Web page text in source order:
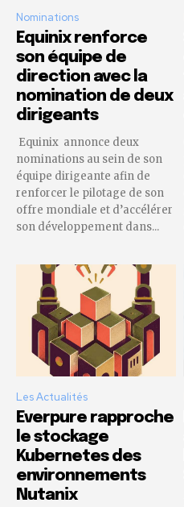
Nominations
Equinix renforce
son équipe de
direction avec la
nomination de deux
dirigeants
Equinix annonce deux
nominations au sein de son
équipe dirigeante afin de
renforcer le pilotage de son
offre mondiale et d’accélérer
son développement dans...
Les Actualités
Everpure rapproche
le stockage
Kubernetes des
environnements
Nutanix